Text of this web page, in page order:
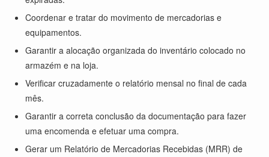
Coordenar e tratar do movimento de mercadorias e
equipamentos.
Garantir a alocação organizada do inventário colocado no
armazém e na loja.
Verificar cruzadamente o relatório mensal no final de cada
mês.
Garantir a correta conclusão da documentação para fazer
uma encomenda e efetuar uma compra.
Gerar um Relatório de Mercadorias Recebidas (MRR) de